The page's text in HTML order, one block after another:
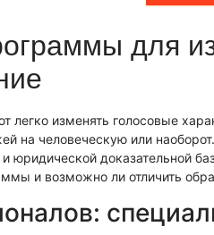
Психологическая экспертиза
Экономическая экспертиза
Компьютерно-техническая
Электротехническая
для
легко изменять голосовые
на человеческую или
юридической доказательной
и возможно ли отличить